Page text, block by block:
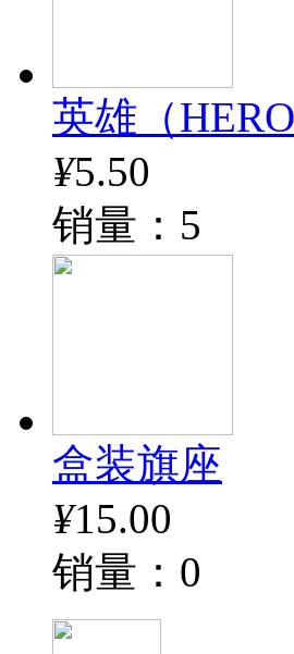
英雄（
¥5.50
销量：5
盒装旗座
¥15.00
销量：0